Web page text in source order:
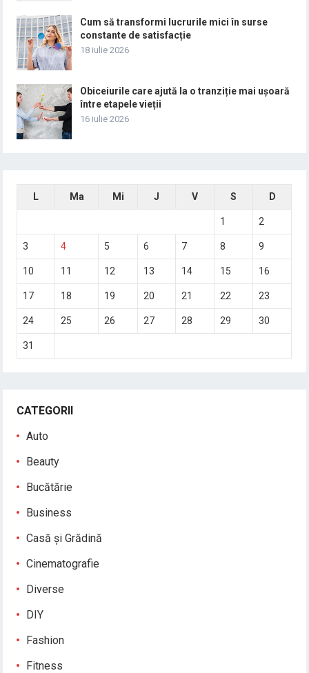
Cum să transformi lucrurile mici în surse
constante de satisfacție
18 iulie 2026
Obiceiurile care ajută la o tranziție mai ușoară
între etapele vieții
16 iulie 2026
L Ma Mi J V S D
1 2
3 4 5 6 7 8 9
10 11 12 13 14 15 16
17 18 19 20 21 22 23
24 25 26 27 28 29 30
31
CATEGORII
Auto
Beauty
Bucătărie
Business
Casă și Grădină
Cinematografie
Diverse
DIY
Fashion
Fitness